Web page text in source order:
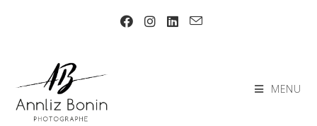
MENU